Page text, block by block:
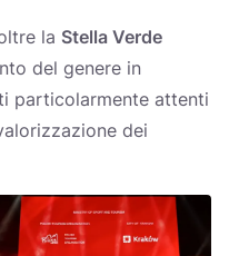
la Stella Verde
del genere in
particolarmente attenti
dei